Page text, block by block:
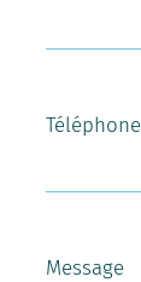
Téléphone
Message